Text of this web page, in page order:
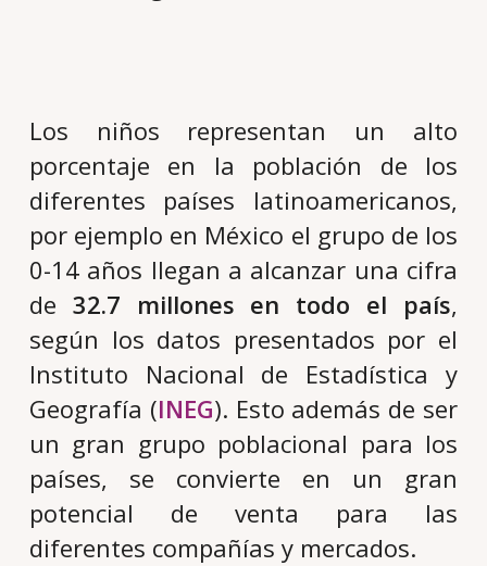
Los niños representan un alto
porcentaje en la población de los
diferentes países latinoamericanos,
por ejemplo en México el grupo de los
0-14 años llegan a alcanzar una cifra
de 32.7 millones en todo el país,
según los datos presentados por el
Instituto Nacional de Estadística y
Geografía (INEG). Esto además de ser
un gran grupo poblacional para los
países, se convierte en un gran
potencial de venta para las
diferentes compañías y mercados.